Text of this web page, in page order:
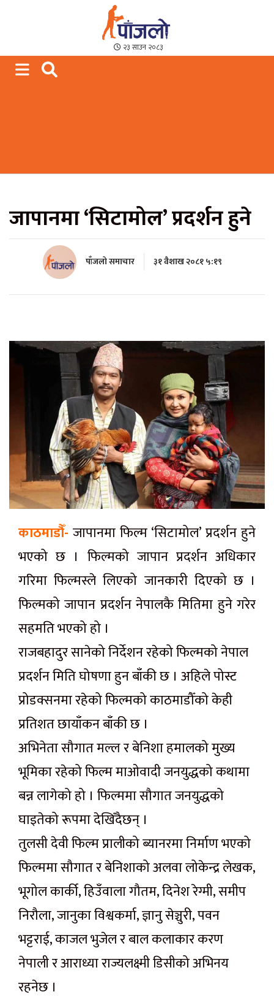
Paajalo News
We are from Far West Nepal
२३ साउन २०८३
जापानमा ‘सिटामोल’ प्रदर्शन हुने
पाँजलो समाचार ३१ वैशाख २०८१ ५:१९
काठमाडौँ- जापानमा फिल्म ‘सिटामोल’ प्रदर्शन हुने
भएको छ । फिल्मको जापान प्रदर्शन अधिकार
गरिमा फिल्मस्ले लिएको जानकारी दिएको छ ।
फिल्मको जापान प्रदर्शन नेपालकै मितिमा हुने गरेर
सहमति भएको हो ।
राजबहादुर सानेको निर्देशन रहेको फिल्मको नेपाल
प्रदर्शन मिति घोषणा हुन बाँकी छ । अहिले पोस्ट
प्रोडक्सनमा रहेको फिल्मको काठमाडौँको केही
प्रतिशत छायाँकन बाँकी छ ।
अभिनेता सौगात मल्ल र बेनिशा हमालको मुख्य
भूमिका रहेको फिल्म माओवादी जनयुद्धको कथामा
बन्न लागेको हो । फिल्ममा सौगात जनयुद्धको
घाइतेको रूपमा देखिँदैछन् ।
तुलसी देवी फिल्म प्रालीको ब्यानरमा निर्माण भएको
फिल्ममा सौगात र बेनिशाको अलवा लोकेन्द्र लेखक,
भूगोल कार्की, हिउँवाला गौतम, दिनेश रेग्मी, समीप
निरौला, जानुका विश्वकर्मा, ज्ञानु सेञ्चुरी, पवन
भट्टराई, काजल भुजेल र बाल कलाकार करण
नेपाली र आराध्या राज्यलक्ष्मी डिसीको अभिनय
रहनेछ ।